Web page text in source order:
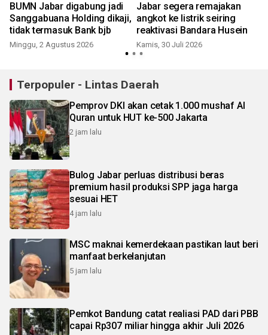
BUMN Jabar digabung jadi
Sanggabuana Holding dikaji,
tidak termasuk Bank bjb
Minggu, 2 Agustus 2026
Jabar segera remajakan
angkot ke listrik seiring
reaktivasi Bandara Husein
Kamis, 30 Juli 2026
Terpopuler - Lintas Daerah
Pemprov DKI akan cetak 1.000 mushaf Al
Quran untuk HUT ke-500 Jakarta
2 jam lalu
Bulog Jabar perluas distribusi beras
premium hasil produksi SPP jaga harga
sesuai HET
4 jam lalu
MSC maknai kemerdekaan pastikan laut beri
manfaat berkelanjutan
5 jam lalu
Pemkot Bandung catat realiasi PAD dari PBB
capai Rp307 miliar hingga akhir Juli 2026